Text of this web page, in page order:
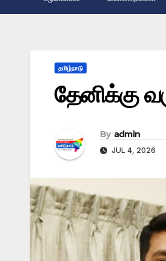
தமிழ்நாடு
தேனிக்கு
By admin
JUL 4, 2026